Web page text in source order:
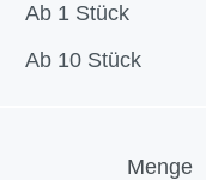
Ab 1 Stück
Ab 10 Stück
Menge